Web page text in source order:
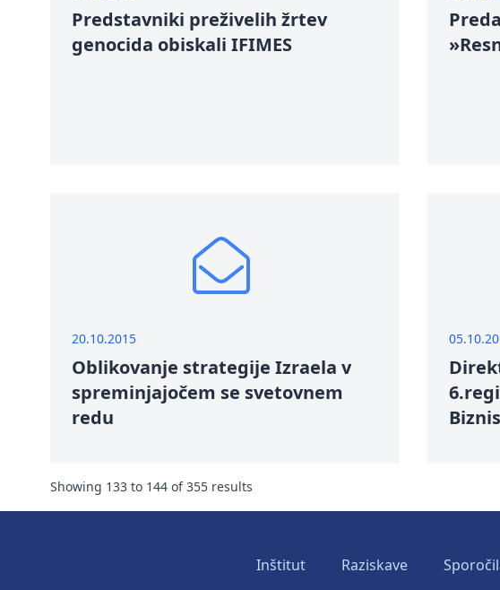
Predstavniki preživelih žrtev
genocida obiskali IFIMES
20.10.2015
Oblikovanje strategije Izraela v
spreminjajočem se svetovnem
redu
Showing 133 to 144 of355 results
Inštitut Raziskave